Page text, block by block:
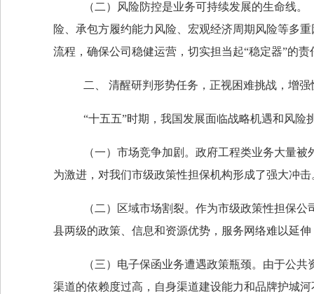
（二）风险防控是业务可持续发展的生命线。
险、承包方履约能力风险、宏观经济周期风险等多
流程，确保公司稳健运营，切实担当起“稳定器”的责
二、 清醒研判形势任务，正视困难挑战，增
“十五五”时期，我国发展面临战略机遇和风
（一）市场竞争加剧。政府工程类业务大量
为激进，对我们市级政策性担保机构形成了强大冲
（二）区域市场割裂。作为市级政策性担保
县两级的政策、信息和资源优势，服务网络难以延
（三）电子保函业务遭遇政策瓶颈。由于公
渠道的依赖度过高，自身渠道建设能力和品牌护城